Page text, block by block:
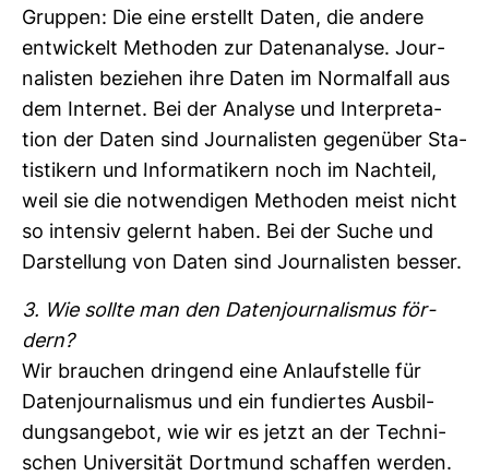
Gruppen: Die eine erstellt Daten, die andere
ent­wi­ckelt Methoden zur Daten­ana­lyse. Jour­
na­listen beziehen ihre Daten im Nor­mal­fall aus
dem Internet. Bei der Ana­lyse und Inter­pre­ta­
tion der Daten sind Jour­na­listen gegen­über Sta­
tis­ti­kern und Infor­ma­ti­kern noch im Nach­teil,
weil sie die not­wen­digen Methoden meist nicht
so intensiv gelernt haben. Bei der Suche und
Dar­stel­lung von Daten sind Jour­na­listen besser.
3. Wie sollte man den Daten­jour­na­lismus för­
dern?
Wir brau­chen drin­gend eine Anlauf­stelle für
Daten­jour­na­lismus und ein fun­diertes Aus­bil­
dungs­an­gebot, wie wir es jetzt an der Tech­ni­
schen Uni­ver­sität Dort­mund schaffen werden.